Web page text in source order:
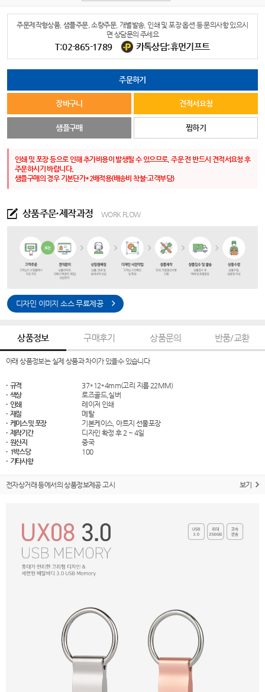
주문제작형상품, 샘플주문, 소량주문, 개별발송, 인쇄 및 포장 옵션 등 문의사항 있으시
면 상담문의 주세요
T:02-865-1789 카톡상담:휴먼기프트
주문하기
장바구니 견적서요청
샘플구매 찜하기
인쇄 및 포장 등으로 인해 추가비용이 발생될 수 있으므로, 주문 전 반드시 견적서요청 후
주문하시기 바랍니다.
샘플구매의 경우 기본단가*2배적용(배송비 착불-고객부담)
상품주문·제작과정 WORK FLOW
디자인 이미지 소스 무료제공
상품정보 구매후기 상품문의 반품/교환
아래 상품정보는 실제 상품과 차이가 있을수 있습니다
· 규격
37*12*4mm(고리 지름 22MM)
· 색상
로즈골드,실버
· 인쇄
레이저 인쇄
· 재질
메탈
· 케이스 및 포장
기본케이스, 아트지 선물포장
· 제작기간
디자인 확정 후 2 ~ 4일
· 원산지
중국
· 1박스당
100
· 기타사항
전자상거래 등에서의 상품정보제공 고시 보기